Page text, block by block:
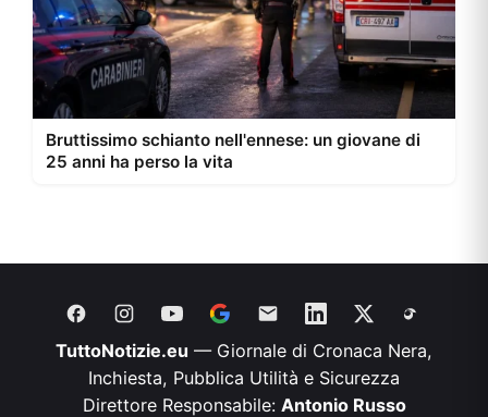
Bruttissimo schianto nell'ennese: un giovane di
25 anni ha perso la vita
TuttoNotizie.eu — Giornale di Cronaca Nera,
Inchiesta, Pubblica Utilità e Sicurezza
Direttore Responsabile: Antonio Russo